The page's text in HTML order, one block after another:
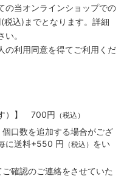
の当オンラインショップでの
込)までとなります。詳細
。
の利用同意を得てご利用くだ
）】 700円 （税込）
口数を追加する場合がござ
に送料+550 円 （税込） をい
確認のご連絡をさせていた